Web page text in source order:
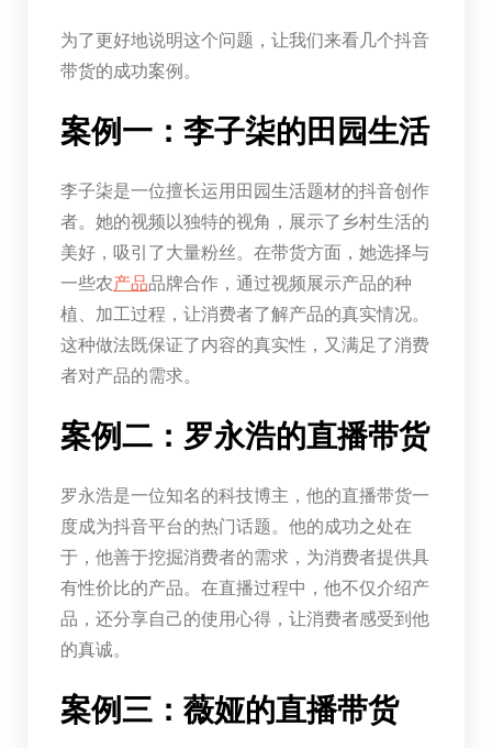
为了更好地说明这个问题，让我们来看几个抖音
带货的成功案例。
案例一：李子柒的田园生活
李子柒是一位擅长运用田园生活题材的抖音创作
者。她的视频以独特的视角，展示了乡村生活的
美好，吸引了大量粉丝。在带货方面，她选择与
一些农产品品牌合作，通过视频展示产品的种
植、加工过程，让消费者了解产品的真实情况。
这种做法既保证了内容的真实性，又满足了消费
者对产品的需求。
案例二：罗永浩的直播带货
罗永浩是一位知名的科技博主，他的直播带货一
度成为抖音平台的热门话题。他的成功之处在
于，他善于挖掘消费者的需求，为消费者提供具
有性价比的产品。在直播过程中，他不仅介绍产
品，还分享自己的使用心得，让消费者感受到他
的真诚。
案例三：薇娅的直播带货